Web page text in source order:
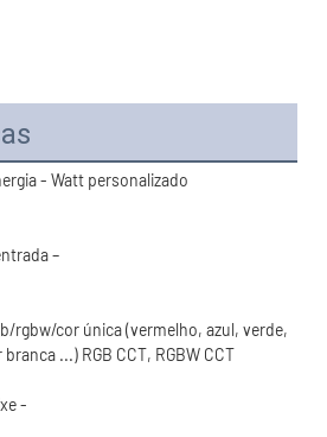
rgbw/cor única (vermelho, azul, verde,